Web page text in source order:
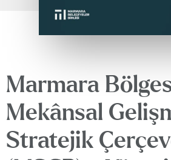
Marmara
Mekânsal
Stratejik